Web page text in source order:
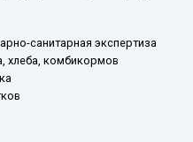
санитарная экспертиза
хлеба, комбикормов